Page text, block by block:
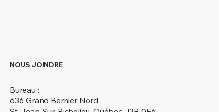
NOUS JOINDRE
Bureau :
636 Grand Bernier Nord,